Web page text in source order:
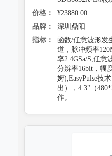
价格：
¥23880.00
品牌：
深圳鼎阳
指标：
函数/任意波形发
道，脉冲频率
率2.4GSa/S,任意
分辨率16bit，幅
姆),EasyPulse技
出），4.3"（
作。